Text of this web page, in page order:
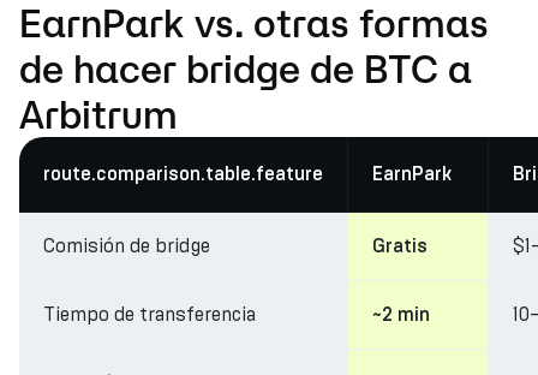
EarnPark vs. otras formas
de hacer bridge de BTC a
Arbitrum
route.comparison.table.feature EarnPark
Comisión de bridge Gratis
Tiempo de transferencia ~2 min